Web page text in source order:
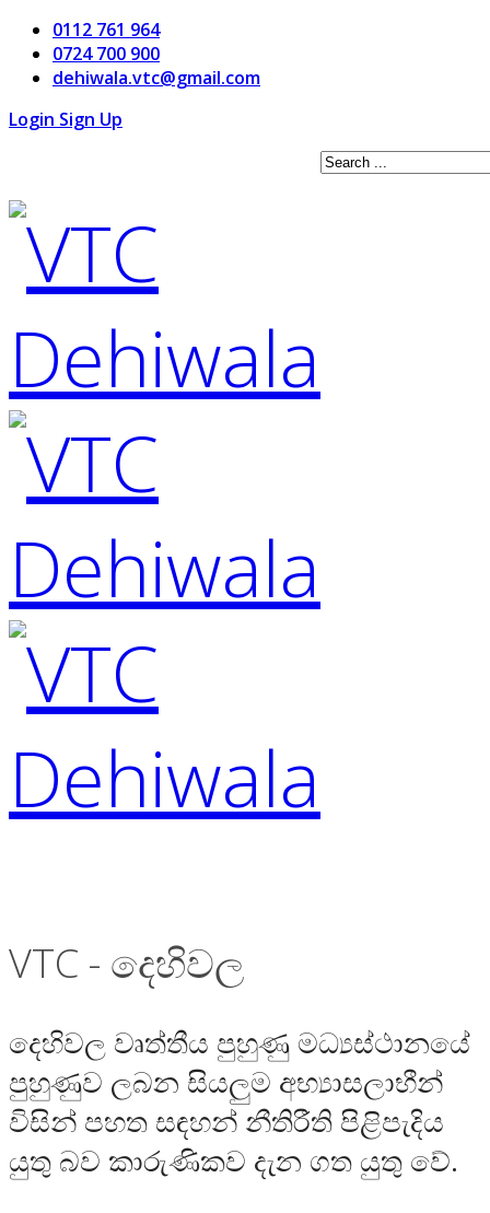
0112 761 964
0724 700 900
dehiwala.vtc@gmail.com
Login Sign Up
VTC - දෙහිවල
දෙහිවල වෘත්තීය පුහුණු මධ්‍යස්ථානයේ
පුහුණුව ලබන සියලුම අභ්‍යාසලාභීන්
විසින් පහත සඳහන් නීතිරීති පිළිපැදිය
යුතු බව කාරුණිකව දැන ගත යුතු වේ.